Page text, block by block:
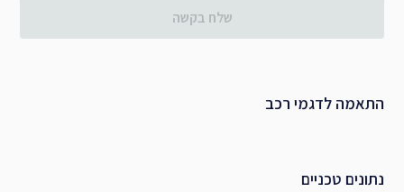
שלח בקשה
התאמה לדגמי רכב
נתונים טכניים